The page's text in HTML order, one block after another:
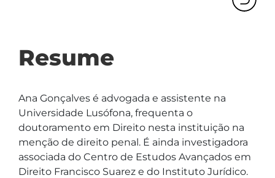
Resume
Ana Gonçalves é advogada e assistente na
Universidade Lusófona, frequenta o
doutoramento em Direito nesta instituição na
menção de direito penal. É ainda investigadora
associada do Centro de Estudos Avançados em
Direito Francisco Suarez e do Instituto Jurídico.